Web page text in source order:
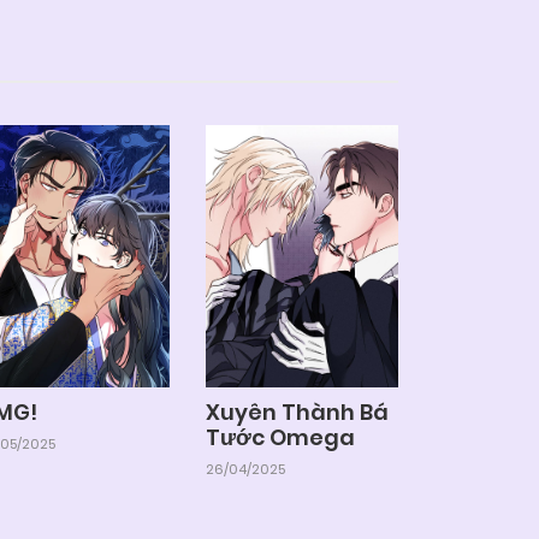
2025
Xuyên Thành Bá
Tước Omega
26/04/2025